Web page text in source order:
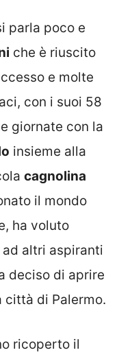
parla poco e
che è riuscito
e molte
con i suoi 58
giornate con la
insieme alla
cagnolina
il mondo
ha voluto
altri aspiranti
deciso di aprire
città di Palermo.
ricoperto il